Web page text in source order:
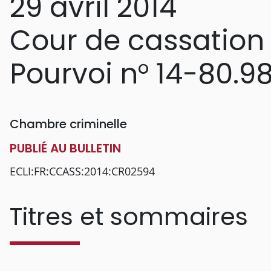
Cour de cassation
Pourvoi n° 14-
Chambre criminelle
PUBLIÉ AU BULLETIN
ECLI:FR:CCASS:2014:CR02594
Titres et sommaires